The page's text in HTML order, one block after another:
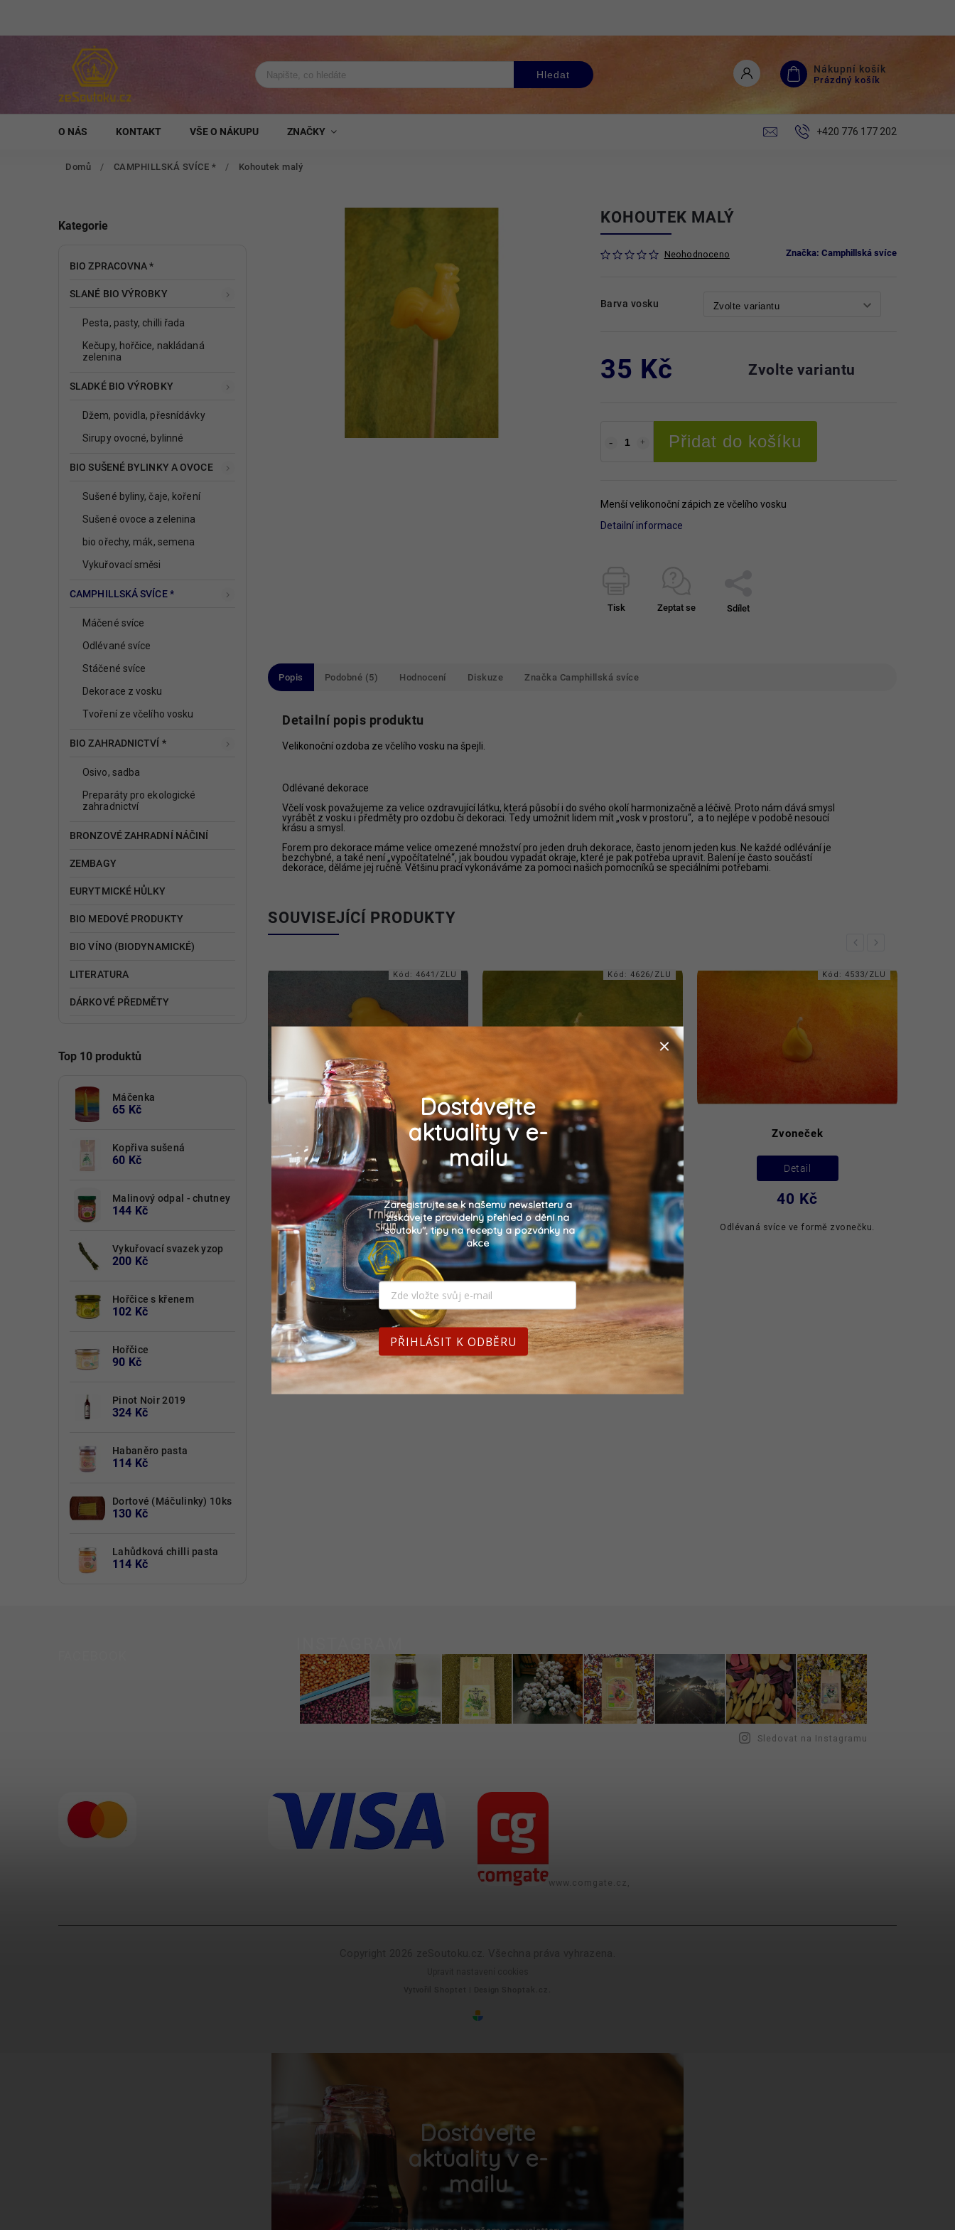
Hledat Nákupní košík
Prázdný košík
O NÁS KONTAKT VŠE O NÁKUPU ZNAČKY +420 776 177 202
Domů / CAMPHILLSKÁ SVÍCE * / Kohoutek malý
Kategorie
BIO ZPRACOVNA *
SLANÉ BIO VÝROBKY
Pesta, pasty, chilli řada
Kečupy, hořčice, nakládaná
zelenina
SLADKÉ BIO VÝROBKY
Džem, povidla, přesnídávky
Sirupy ovocné, bylinné
BIO SUŠENÉ BYLINKY A OVOCE
Sušené byliny, čaje, koření
Sušené ovoce a zelenina
bio ořechy, mák, semena
Vykuřovací směsi
CAMPHILLSKÁ SVÍCE *
Máčené svíce
Odlévané svíce
Stáčené svíce
Dekorace z vosku
Tvoření ze včelího vosku
BIO ZAHRADNICTVÍ *
Osivo, sadba
Preparáty pro ekologické
zahradnictví
BRONZOVÉ ZAHRADNÍ NÁČINÍ
ZEMBAGY
EURYTMICKÉ HŮLKY
BIO MEDOVÉ PRODUKTY
BIO VÍNO (BIODYNAMICKÉ)
LITERATURA
DÁRKOVÉ PŘEDMĚTY
Top 10 produktů
Máčenka
65 Kč
Kopřiva sušená
60 Kč
Malinový odpal - chutney
144 Kč
Vykuřovací svazek yzop
200 Kč
Hořčice s křenem
102 Kč
Hořčice
90 Kč
Pinot Noir 2019
324 Kč
Habaněro pasta
114 Kč
Dortové (Máčulinky) 10ks
130 Kč
Lahůdková chilli pasta
114 Kč
KOHOUTEK MALÝ
Neohodnoceno Značka: Camphillská svíce
Barva vosku
35 Kč Zvolte variantu
Přidat do košíku
Menší velikonoční zápich ze včelího vosku
Detailní informace
Tisk Zeptat se Sdílet
Popis Podobné (5) Hodnocení Diskuze Značka Camphillská svíce
Detailní popis produktu
Velikonoční ozdoba ze včelího vosku na špejli.
Odlévané dekorace
Včelí vosk považujeme za velice ozdravující látku, která působí i do svého okolí harmonizačně a léčivě. Proto nám dává smysl
vyrábět z vosku i předměty pro ozdobu či dekoraci. Tedy umožnit lidem mít „vosk v prostoru“, a to nejlépe v podobě nesoucí
krásu a smysl.
Forem pro dekorace máme velice omezené množství pro jeden druh dekorace, často jenom jeden kus. Ne každé odlévání je
bezchybné, a také není „vypočítatelné“, jak boudou vypadat okraje, které je pak potřeba upravit. Balení je často součástí
dekorace, děláme jej ručně. Většinu prací vykonáváme za pomoci našich pomocníků se speciálními potřebami.
SOUVISEJÍCÍ PRODUKTY
Previous
vločky
od75 Kč
šetrnou metodou za použití speciální
hlinky.
Ptáček
35 Kč
Detail
Velikonoční drobný zápich ze včelího
vosku
Kód: 4641/ZLU
Zlaté vajíčko malé
40 Kč
Detail
Menší vajíčko ze včelího vosku, které
krásně zazáří v zeleném osení.
Kód: 4626/ZLU
Zvoneček
40 Kč
Detail
Odlévaná svíce ve formě zvonečku.
Kód: 4533/ZLU
Next
Sledovat na Instagramu
www.comgate.cz,
Dostávejte
aktuality v e-
mailu
Dostávejte
aktuality v e-
mailu
Zaregistrujte se k našemu newsletteru a
získávejte pravidelný přehled o dění na
"soutoku", tipy na recepty a pozvánky na
akce
PŘIHLÁSIT K ODBĚRU